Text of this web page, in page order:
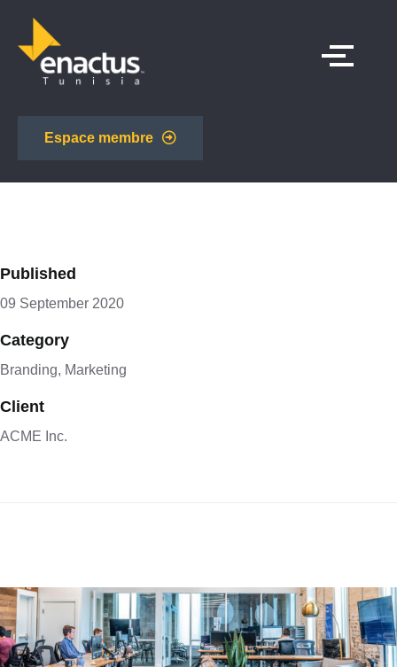
Espace membre
Published
09 September 2020
Category
Branding, Marketing
Client
ACME Inc.